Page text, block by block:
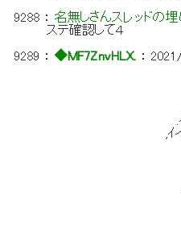
9288 ：名無しさんスレッドの
ステ確認して４
9289 ：◆MF7ZnvHLX. ：
/: : : : : : : : :|: : : :
/: : : : : : : : : :i!: :
/: : : : : : : : : : :!ｉ :
/: : : : : : : : : : : :!
.ｲ:／|: : : : : : : |: :
,ｲイ 从: : : : : : |ﾏ:
∥!: : :､: : : :! ﾏ:!
. ;∧: : :＼: ::.-ｚ
,:/ ﾏ: : : ＼《
,/ ヾ: ::ｉ
＼!::!
!::ﾄ､
ｉﾘ ﾘ.
/ 丶 --